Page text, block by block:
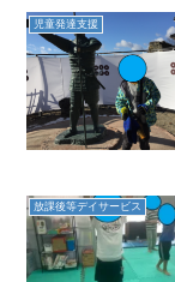
児童発達支援
放課後等デイサービス